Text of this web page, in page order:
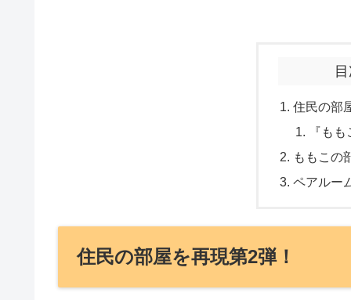
住民の部
『も
ももこの
ペアルー
住民の部屋を再現第2弾！